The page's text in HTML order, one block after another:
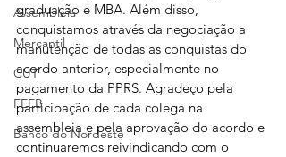
Assembleia
Mercantil
CUT
FEEB
Banco do Nordeste
graduação e MBA. Além disso,
conquistamos através da negociação a
manutenção de todas as conquistas do
acordo anterior, especialmente no
pagamento da PPRS. Agradeço pela
participação de cada colega na
assembleia e pela aprovação do acordo e
continuaremos reivindicando com o